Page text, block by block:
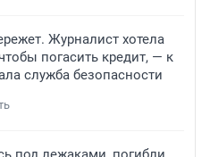
Журналист хотела
погасить кредит, — к
служба безопасности